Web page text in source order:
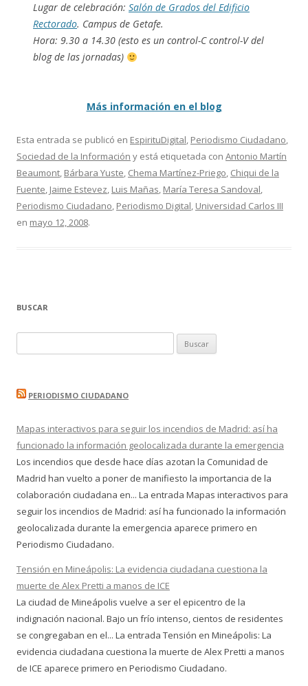
Lugar de celebración: Salón de Grados del Edificio
Rectorado. Campus de Getafe.
Hora: 9.30 a 14.30 (esto es un control-C control-V del
blog de las jornadas)
Más información en el blog
Esta entrada se publicó en EspirituDigital, Periodismo Ciudadano,
Sociedad de la Información y está etiquetada con Antonio Martín
Beaumont, Bárbara Yuste, Chema Martínez-Priego, Chiqui de la
Fuente, Jaime Estevez, Luis Mañas, María Teresa Sandoval,
Periodismo Ciudadano, Periodismo Digital, Universidad Carlos III
en mayo 12, 2008.
BUSCAR
PERIODISMO CIUDADANO
Mapas interactivos para seguir los incendios de Madrid: así ha
funcionado la información geolocalizada durante la emergencia
Los incendios que desde hace días azotan la Comunidad de
Madrid han vuelto a poner de manifiesto la importancia de la
colaboración ciudadana en... La entrada Mapas interactivos para
seguir los incendios de Madrid: así ha funcionado la información
geolocalizada durante la emergencia aparece primero en
Periodismo Ciudadano.
Tensión en Mineápolis: La evidencia ciudadana cuestiona la
muerte de Alex Pretti a manos de ICE
La ciudad de Mineápolis vuelve a ser el epicentro de la
indignación nacional. Bajo un frío intenso, cientos de residentes
se congregaban en el... La entrada Tensión en Mineápolis: La
evidencia ciudadana cuestiona la muerte de Alex Pretti a manos
de ICE aparece primero en Periodismo Ciudadano.